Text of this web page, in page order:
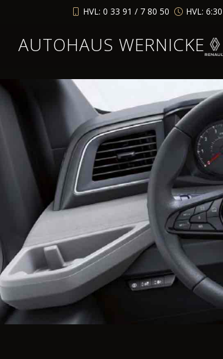
HVL: 0 33 91 / 7 80 50 HVL:
AUTOHAUS WERNICKE